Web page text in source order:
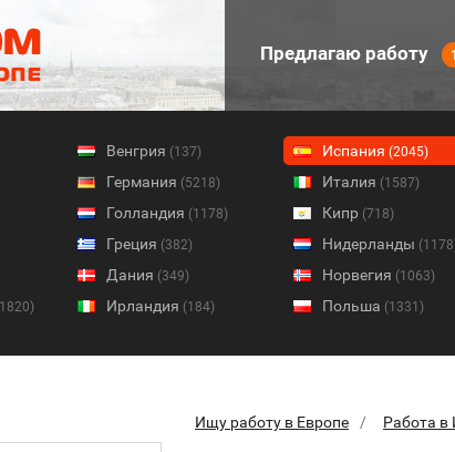
Предлагаю работу
Венгрия (137)
Германия (5218)
Голландия (1178)
Греция (382)
Дания (349)
Ирландия (184)
Испания (2045)
Италия (1587)
Кипр (718)
Нидерланды
Норвегия (1063)
Польша (1331)
Ищу работу в Европе Работа в